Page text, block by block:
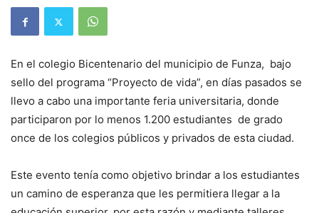
En el colegio Bicentenario del municipio de Funza, bajo
sello del programa “Proyecto de vida”, en días pasados se
llevo a cabo una importante feria universitaria, donde
participaron por lo menos 1.200 estudiantes de grado
once de los colegios públicos y privados de esta ciudad.
Este evento tenía como objetivo brindar a los estudiantes
un camino de esperanza que les permitiera llegar a la